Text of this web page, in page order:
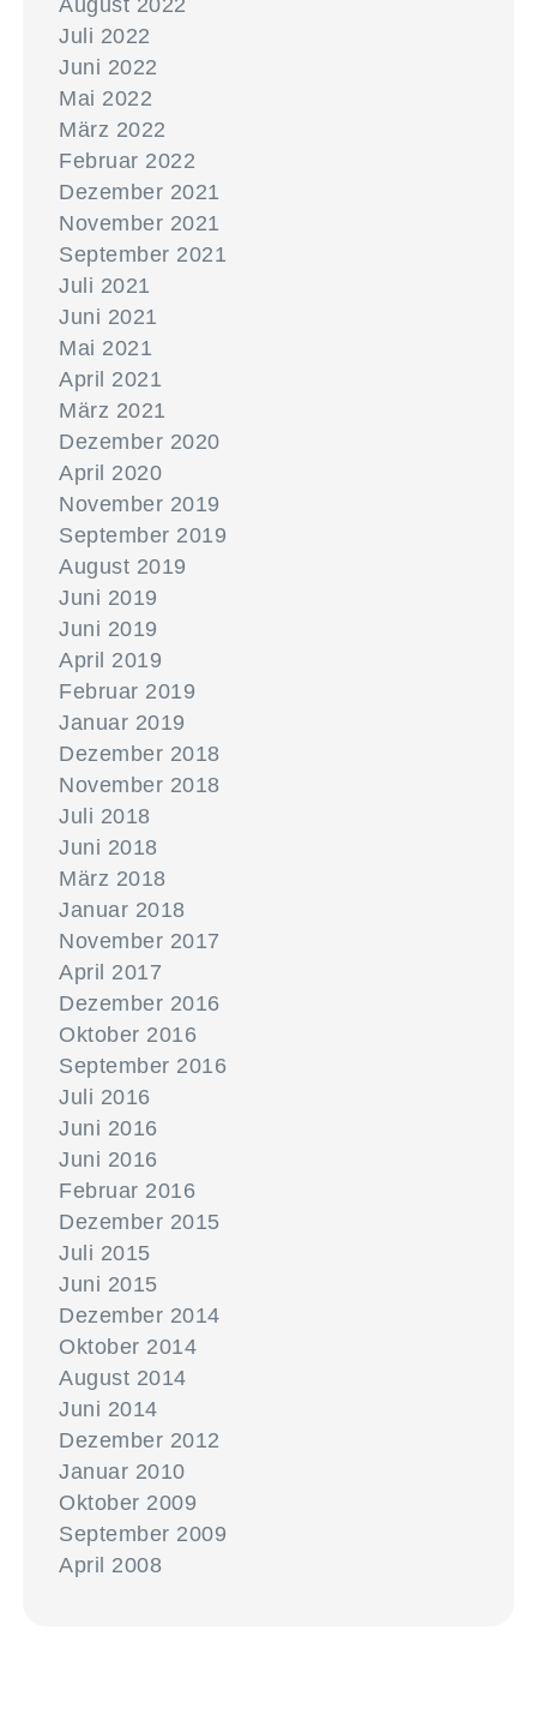
August 2022
Juli 2022
Juni 2022
Mai 2022
März 2022
Februar 2022
Dezember 2021
November 2021
September 2021
Juli 2021
Juni 2021
Mai 2021
April 2021
März 2021
Dezember 2020
April 2020
November 2019
September 2019
August 2019
Juni 2019
Juni 2019
April 2019
Februar 2019
Januar 2019
Dezember 2018
November 2018
Juli 2018
Juni 2018
März 2018
Januar 2018
November 2017
April 2017
Dezember 2016
Oktober 2016
September 2016
Juli 2016
Juni 2016
Juni 2016
Februar 2016
Dezember 2015
Juli 2015
Juni 2015
Dezember 2014
Oktober 2014
August 2014
Juni 2014
Dezember 2012
Januar 2010
Oktober 2009
September 2009
April 2008